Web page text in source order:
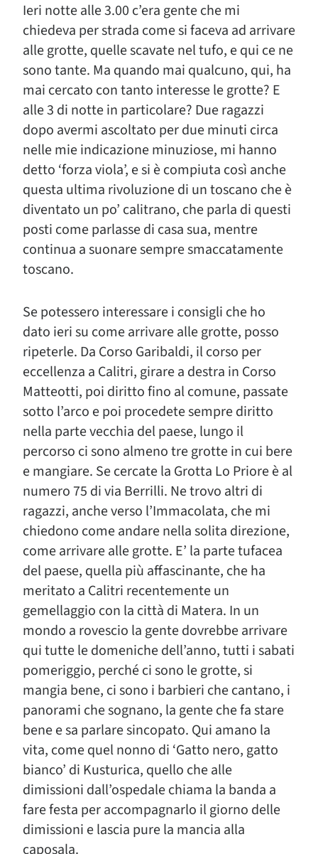
Ieri notte alle 3.00 c’era gente che mi
chiedeva per strada come si faceva ad arrivare
alle grotte, quelle scavate nel tufo, e qui ce ne
sono tante. Ma quando mai qualcuno, qui, ha
mai cercato con tanto interesse le grotte? E
alle 3 di notte in particolare? Due ragazzi
dopo avermi ascoltato per due minuti circa
nelle mie indicazione minuziose, mi hanno
detto ‘forza viola’, e si è compiuta così anche
questa ultima rivoluzione di un toscano che è
diventato un po’ calitrano, che parla di questi
posti come parlasse di casa sua, mentre
continua a suonare sempre smaccatamente
toscano.
Se potessero interessare i consigli che ho
dato ieri su come arrivare alle grotte, posso
ripeterle. Da Corso Garibaldi, il corso per
eccellenza a Calitri, girare a destra in Corso
Matteotti, poi diritto fino al comune, passate
sotto l’arco e poi procedete sempre diritto
nella parte vecchia del paese, lungo il
percorso ci sono almeno tre grotte in cui bere
e mangiare. Se cercate la Grotta Lo Priore è al
numero 75 di via Berrilli. Ne trovo altri di
ragazzi, anche verso l’Immacolata, che mi
chiedono come andare nella solita direzione,
come arrivare alle grotte. E’ la parte tufacea
del paese, quella più affascinante, che ha
meritato a Calitri recentemente un
gemellaggio con la città di Matera. In un
mondo a rovescio la gente dovrebbe arrivare
qui tutte le domeniche dell’anno, tutti i sabati
pomeriggio, perché ci sono le grotte, si
mangia bene, ci sono i barbieri che cantano, i
panorami che sognano, la gente che fa stare
bene e sa parlare sincopato. Qui amano la
vita, come quel nonno di ‘Gatto nero, gatto
bianco’ di Kusturica, quello che alle
dimissioni dall’ospedale chiama la banda a
fare festa per accompagnarlo il giorno delle
dimissioni e lascia pure la mancia alla
caposala.